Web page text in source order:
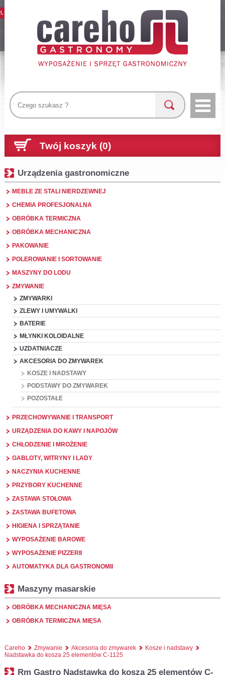
Twój koszyk (0)
Urządzenia gastronomiczne
MEBLE ZE STALI NIERDZEWNEJ
CHEMIA PROFESJONALNA
OBRÓBKA TERMICZNA
OBRÓBKA MECHANICZNA
PAKOWANIE
POLEROWANIE I SORTOWANIE
MASZYNY DO LODU
ZMYWANIE
ZMYWARKI
ZLEWY I UMYWALKI
BATERIE
MŁYNKI KOLOIDALNE
UZDATNIACZE
AKCESORIA DO ZMYWAREK
KOSZE I NADSTAWY
PODSTAWY DO ZMYWAREK
POZOSTAŁE
PRZECHOWYWANIE I TRANSPORT
URZĄDZENIA DO KAWY I NAPOJÓW
CHŁODZENIE I MROŻENIE
GABLOTY, WITRYNY I LADY
NACZYNIA KUCHENNE
PRZYBORY KUCHENNE
ZASTAWA STOŁOWA
ZASTAWA BUFETOWA
HIGIENA I SPRZĄTANIE
WYPOSAŻENIE BAROWE
WYPOSAŻENIE PIZZERII
AUTOMATYKA DLA GASTRONOMII
Maszyny masarskie
OBRÓBKA MECHANICZNA MIĘSA
OBRÓBKA TERMICZNA MIĘSA
Careho Zmywanie Akcesoria do zmywarek
Kosze i nadstawy
Nadstawka do kosza 25 elementów C-1125
Rm Gastro Nadstawka do kosza 25 elementów C-